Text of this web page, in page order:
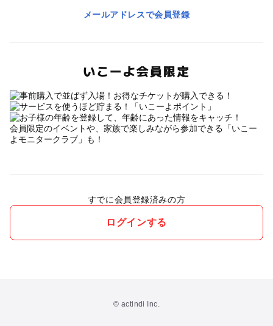
メールアドレスで会員登録
いこーよ会員限定
会員限定のイベントや、家族で楽しみながら参加できる「いこー
よモニタークラブ」も！
すでに会員登録済みの方
ログインする
© actindi Inc.